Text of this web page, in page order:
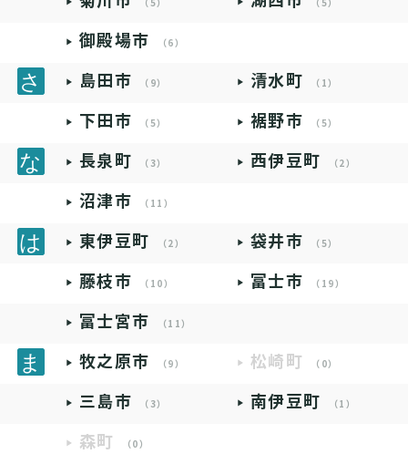
（5） （5）
御殿場市 （6）
島田市 （9） 清水町 （1）
下田市 （5） 裾野市 （5）
長泉町 （3） 西伊豆町 （2）
沼津市 （11）
東伊豆町 （2） 袋井市 （5）
藤枝市 （10） 富士市 （19）
富士宮市 （11）
牧之原市 （9） 松崎町 （0）
三島市 （3） 南伊豆町 （1）
森町 （0）